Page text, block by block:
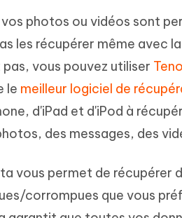
photos ou vidéos sont
les récupérer même avec
vous pouvez utiliser
le meilleur logiciel de
d'iPad et d'iPod à
des messages, des
vous permet de récupérer
corrompues que vous